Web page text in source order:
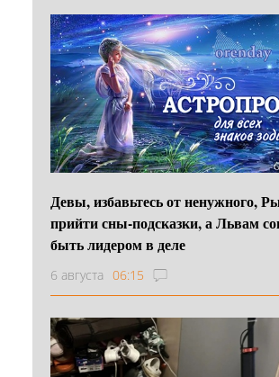
Девы, избавьтесь от ненужного,
прийти сны-подсказки, а Львам
быть лидером в деле
6 августа 06:15